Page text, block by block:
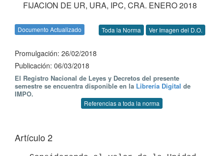
FIJACION DE UR, URA, IPC, CRA. ENERO 2018
Documento Actualizado Toda la Norma Ver Imagen del D.O.
Promulgación: 26/02/2018
Publicación: 06/03/2018
El Registro Nacional de Leyes y Decretos del presente
semestre se encuentra disponible en la Librería Digital de
IMPO.
Referencias a toda la norma
Artículo 2